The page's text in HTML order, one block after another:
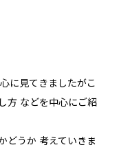
に見てきましたがこ
方 などを中心にご紹
どうか 考えていきま